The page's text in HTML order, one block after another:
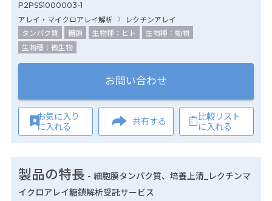
P2PSS1000003-1
アレイ・マイクロアレイ解析
レクチンアレイ
タンパク質
糖鎖 生物種：ヒト
生物種：動物
生物種：微生物
お問い合わせ
お気に入り
に入れる
共有する
比較リスト
に入れる
製品の特長 - 細胞膜タンパク質、培養上清_レクチンマ
イクロアレイ糖鎖解析受託サービス